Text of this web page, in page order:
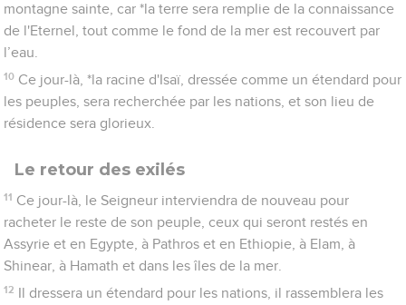
montagne sainte, car *la terre sera remplie de la connaissance
de l'Eternel, tout comme le fond de la mer est recouvert par
l’eau.
10 Ce jour-là, *la racine d'Isaï, dressée comme un étendard pour
les peuples, sera recherchée par les nations, et son lieu de
résidence sera glorieux.
Le retour des exilés
11 Ce jour-là, le Seigneur interviendra de nouveau pour
racheter le reste de son peuple, ceux qui seront restés en
Assyrie et en Egypte, à Pathros et en Ethiopie, à Elam, à
Shinear, à Hamath et dans les îles de la mer.
12 Il dressera un étendard pour les nations, il rassemblera les